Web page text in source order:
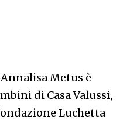
Metus è
di Casa Valussi,
Luchetta